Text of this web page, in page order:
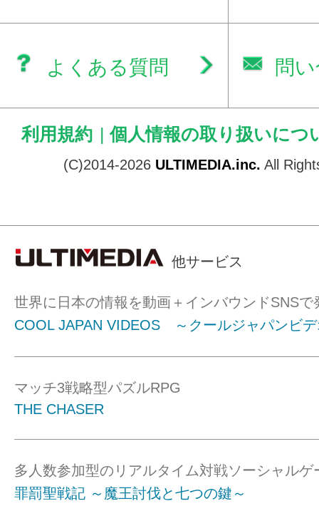
よくある質問 問
利用規約 | 個人情報の取り扱いにつ
(C)2014-2026 ULTIMEDIA.inc. All
他サービス
世界に日本の情報を動画＋インバウンドSNSで
COOL JAPAN VIDEOS ～クールジャパンビ
マッチ3戦略型パズルRPG
THE CHASER
多人数参加型のリアルタイム対戦ソーシャルゲ
罪罰聖戦記 ～魔王討伐と七つの鍵～